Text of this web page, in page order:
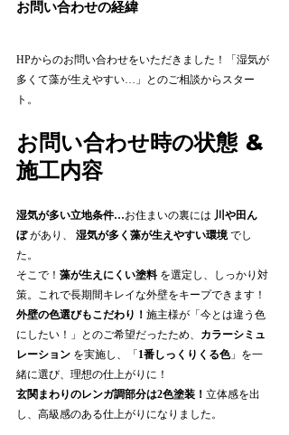
お問い合わせの経緯
HPからのお問い合わせをいただきました！「湿気が
多くて藻が生えやすい…」とのご相談からスター
ト。
お問い合わせ時の状態 &
施工内容
湿気が多い立地条件…お住まいの裏には 川や田ん
ぼ があり、 湿気が多く藻が生えやすい環境 でし
た。
そこで！ 藻が生えにくい塗料 を選定し、しっかり対
策。これで長期間キレイな外壁をキープできます！
外壁の色選びもこだわり！ 施主様が「今とは違う色
にしたい！」とのご希望だったため、 カラーシミュ
レーション を実施し、「 1番しっくりくる色」を一
緒に選び、理想の仕上がりに！
玄関まわりのレンガ調部分は2色塗装！ 立体感を出
し、高級感のある仕上がりになりました。